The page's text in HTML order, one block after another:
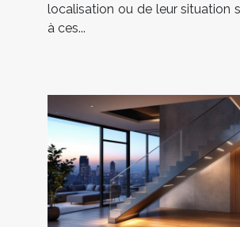
localisation ou de leur situation
à ces...